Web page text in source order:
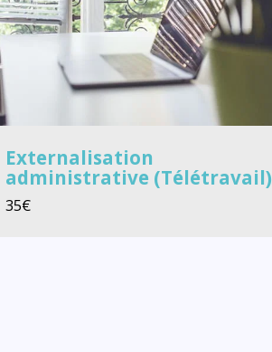
Externalisation
administrative (Télétravail)
35€